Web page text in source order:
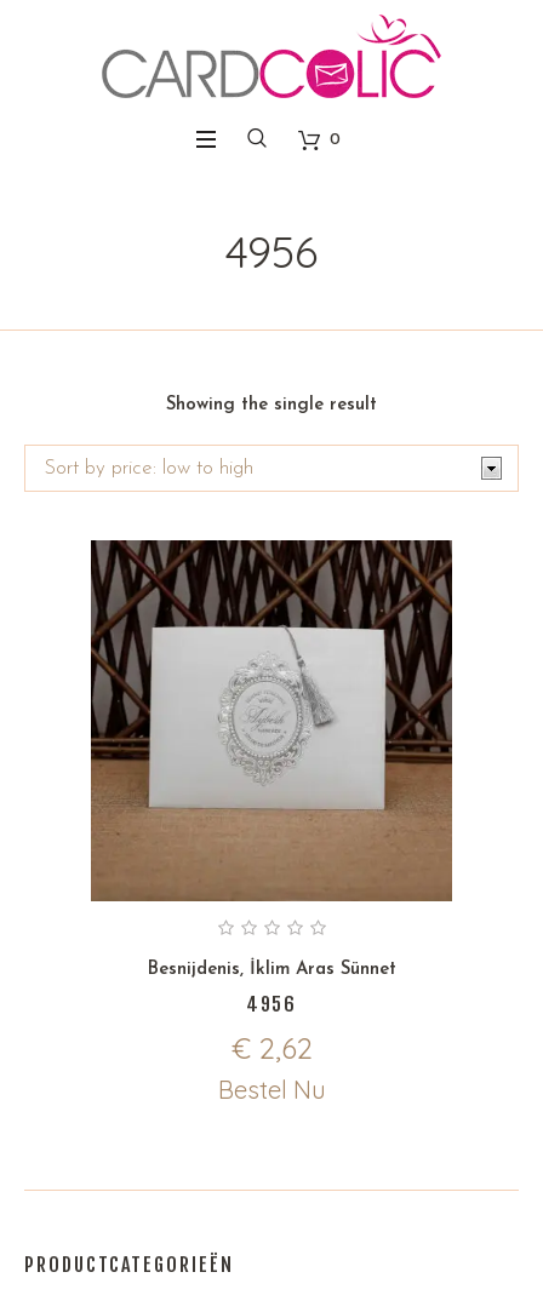
0
4956
Showing the single result
Besnijdenis, İklim Aras Sünnet
4956
€ 2,62
Bestel Nu
PRODUCTCATEGORIEËN